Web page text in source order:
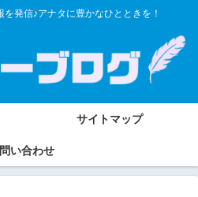
を発信♪アナタに豊かなひとときを！
サイトマップ
い合わせ